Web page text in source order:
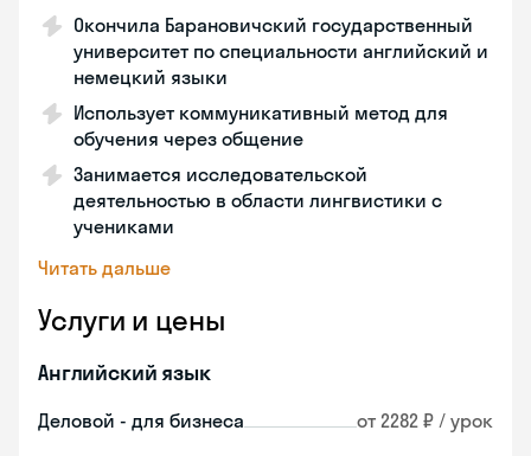
Окончила Барановичский государственный
университет по специальности английский и
немецкий языки
Использует коммуникативный метод для
обучения через общение
Занимается исследовательской
деятельностью в области лингвистики с
учениками
Читать дальше
Услуги и цены
Английский язык
Деловой - для бизнеса от 2282 ₽ / урок